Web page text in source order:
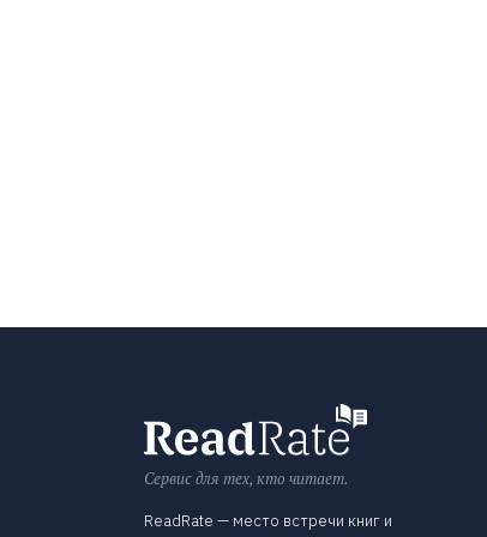
Сервис для тех, кто читает.
ReadRate — место встречи книг и